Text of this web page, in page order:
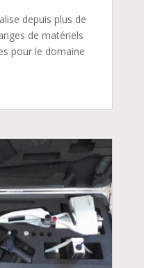
depuis plus de
de matériels
pour le domaine